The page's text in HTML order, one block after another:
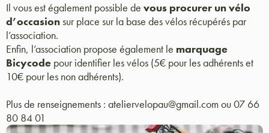
Il vous est également possible de vous procurer un vélo
d’occasionsur place sur la base des vélos récupérés par
l’association.
Enfin, l’association propose également le marquage
Bicycode pour identifier les vélos (5€ pour les adhérents et
10€ pour les non adhérents).
Plus de renseignements : ateliervelopau@gmail.com ou 07 66
80 84 01